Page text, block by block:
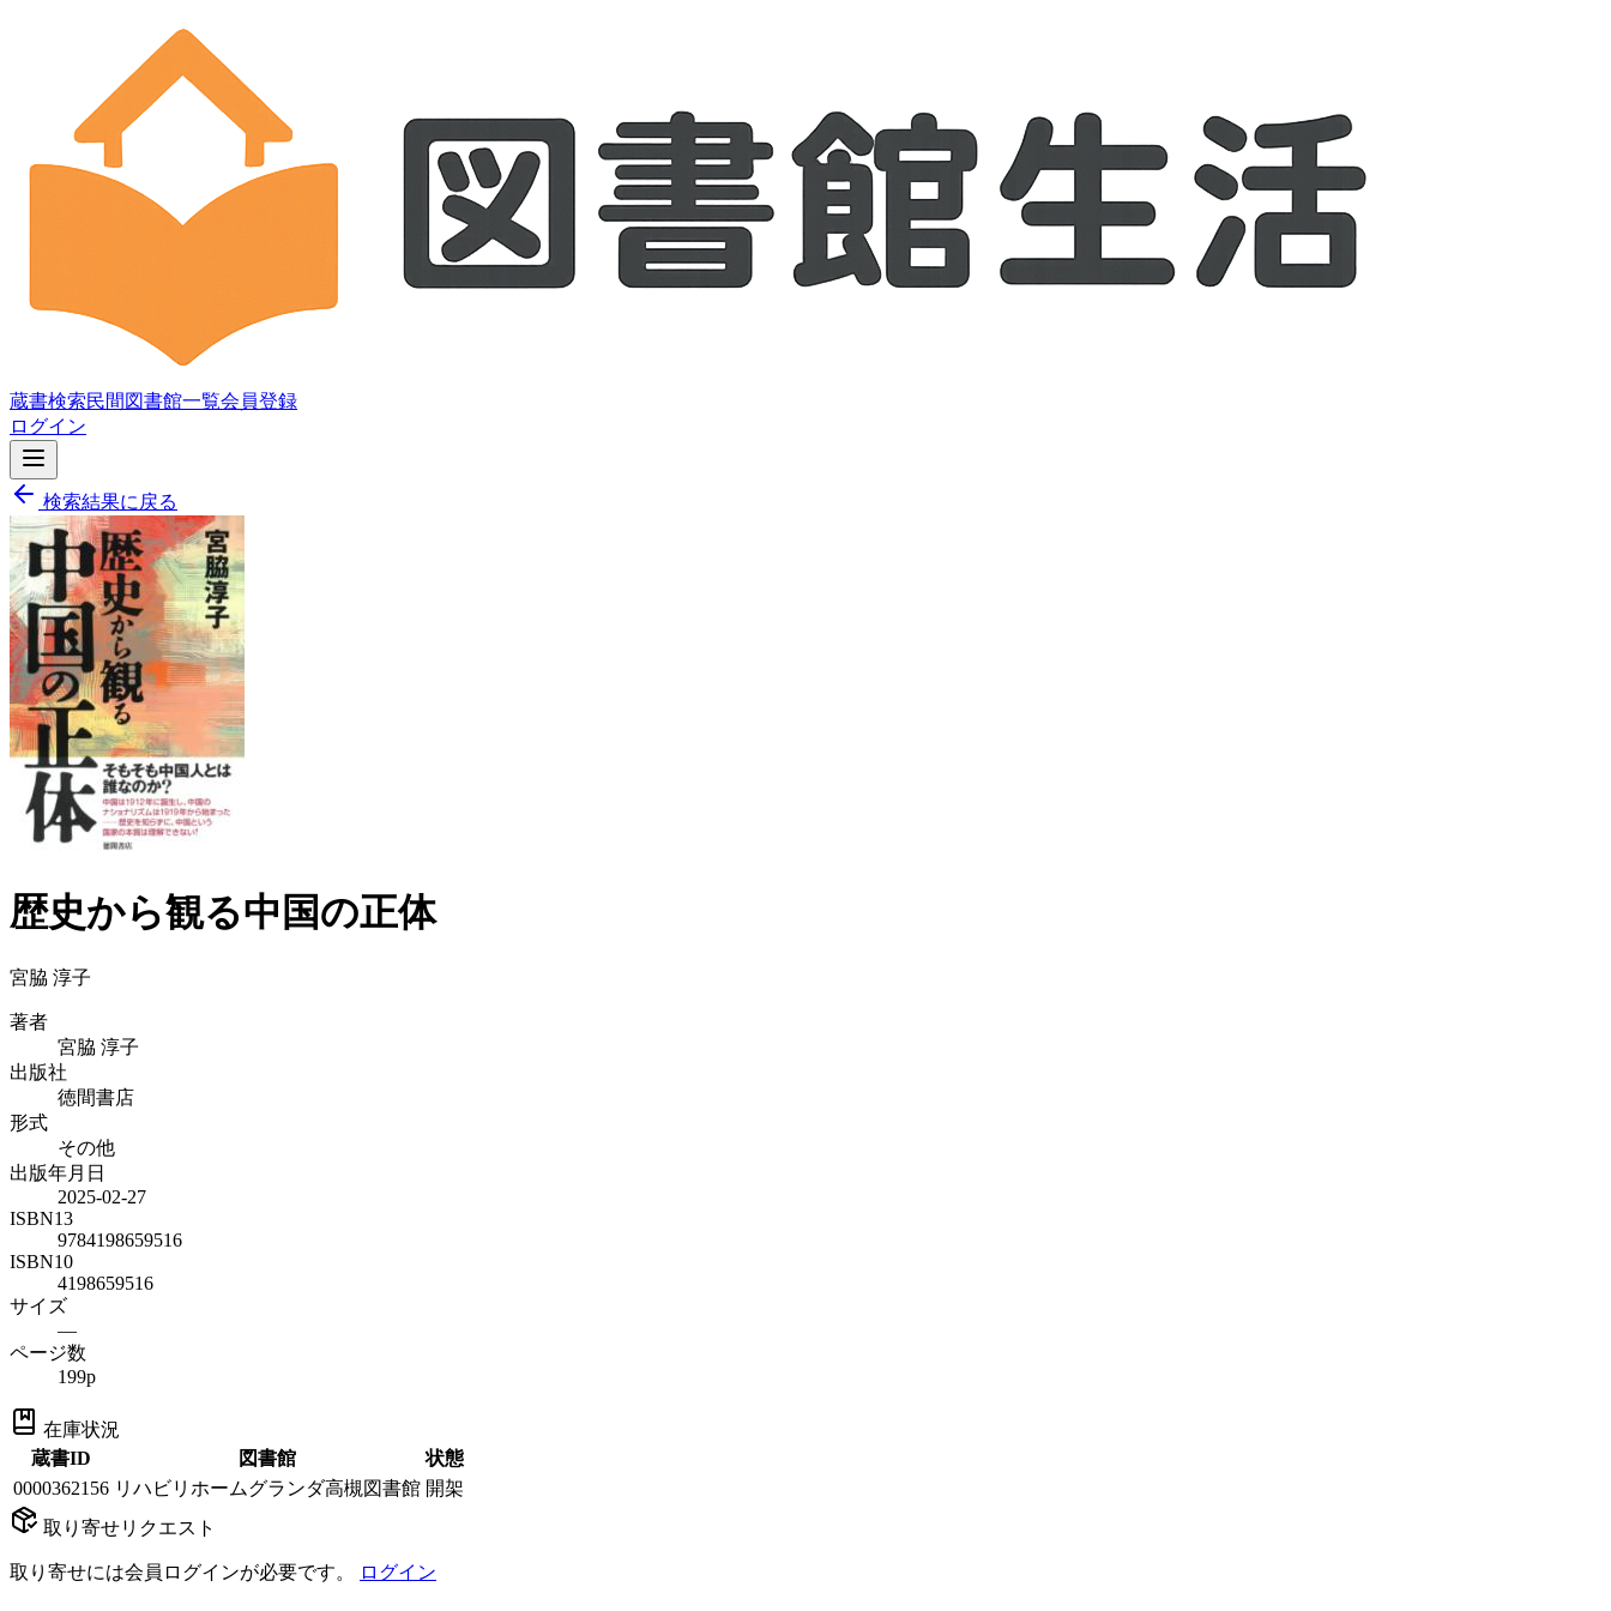
蔵書検索民間図書館一覧会員登録
ログイン
検索結果に戻る
歴史から観る中国の正体
宮脇 淳子
著者
宮脇 淳子
出版社
徳間書店
形式
その他
出版年月日
2025-02-27
ISBN13
9784198659516
ISBN10
4198659516
サイズ
—
ページ数
199p
在庫状況
蔵書ID
図書館
状態
0000362156 リハビリホームグランダ高槻図書館 開架
取り寄せリクエスト
取り寄せには会員ログインが必要です。 ログイン